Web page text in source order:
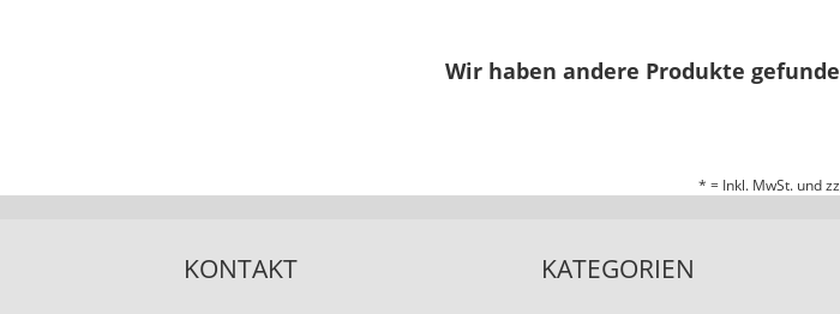
Wir haben andere Produkte
* = Inkl. MwSt. und
KONTAKT KATEGORIEN